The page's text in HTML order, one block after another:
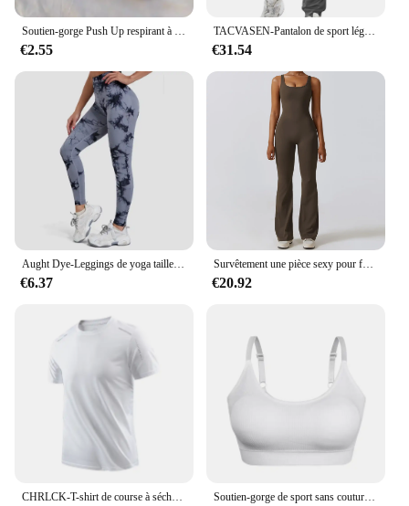
Soutien-gorge Push Up respirant à bretelles croisées pour femme, haut court de sport, yoga et fitness
€2.55
TACVASEN-Pantalon de sport léger pour homme, séchage rapide, taille élastique, course à pied, entraînement en plein air, survêtement athlétique, jogging
€31.54
Aught Dye-Leggings de yoga taille haute sans couture pour femmes, pantalons de sport, collants push-up, vêtements de sport, entraînement de fitness, nouveau, 2024
€6.37
Survêtement une pièce sexy pour femme, combinaison de yoga imbibée, sport, fitness, entraînement, batterie commandée, vêtements de sport, push-up
€20.92
CHRLCK-T-shirt de course à séchage rapide pour homme, respirant, pour randonnée, pêche, doux, élastique, sport en plein air, chemise courte, été Soutien-gorge de sport sans couture pour femme, haut de sport push-up pour le fitness, soutien-gorge rembourré à dos en U, antichoc, course à pied, entraînement de gym, yoga